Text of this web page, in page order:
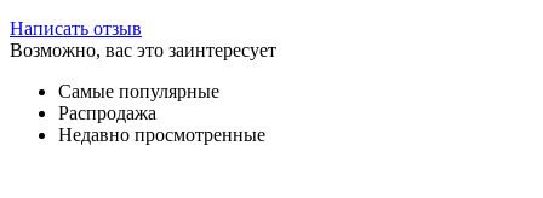
Написать отзыв
Возможно, вас это заинтересует
Самые популярные
Распродажа
Недавно просмотренные